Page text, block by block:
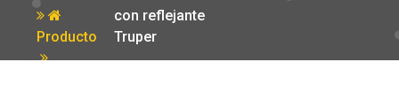
Producto
con reflejante
Truper